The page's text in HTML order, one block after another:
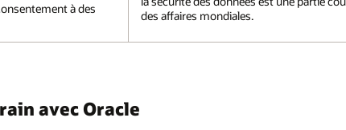
à des
des affaires mondiales.
avec Oracle